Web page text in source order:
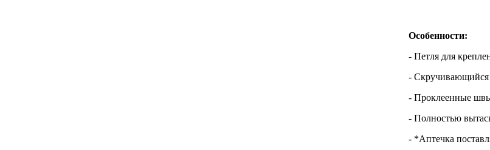
Особенности:
- Петля для
- Скручивающийся
- Проклеенные
- Полностью
- *Аптечка